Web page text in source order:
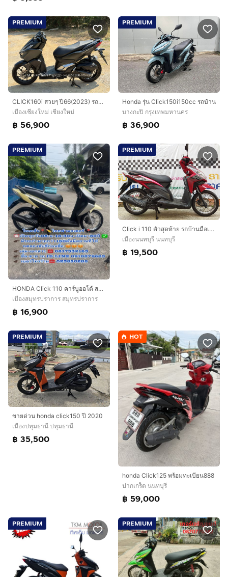
PREMIUM
CLICK160i สวยๆ ปี66(2023) รถจ้าวแรกมือเดียว ดาวน์ 1900 ไม่ค้ำ ผ่อนสบายๆ จร้า
เมืองเชียงใหม่ เชียงใหม่
฿ 56,900
PREMIUM
Honda รุ่น Click150i150cc รถบ้าน
บางกะปิ กรุงเทพมหานคร
฿ 36,900
PREMIUM
HONDA Click 110 คาร์บูออโต้ สตาร์ทมือ เครื่องดีมาก สีสวยมาก ต้องมาดูของจริง
เมืองสมุทรปราการ สมุทรปราการ
฿ 16,900
PREMIUM
Click i 110 ตัวสุดท้าย รถบ้านมือเดียว สวยใสเครื่องดี รถจอดไม่ค่อยได้ใช้
เมืองนนทบุรี นนทบุรี
฿ 19,500
PREMIUM
ขายด่วน honda click150 ปี 2020
เมืองปทุมธานี ปทุมธานี
฿ 35,500
HOT
honda Click125 พร้อมทะเบียน888
ปากเกร็ด นนทบุรี
฿ 59,000
PREMIUM PREMIUM